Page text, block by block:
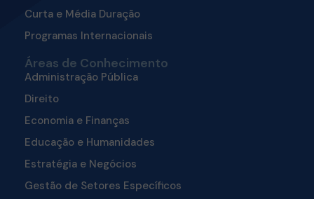
Curta e Média Duração
Programas Internacionais
Áreas de Conhecimento
Administração Pública
Direito
Economia e Finanças
Educação e Humanidades
Estratégia e Negócios
Gestão de Setores Específicos